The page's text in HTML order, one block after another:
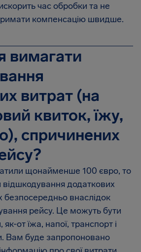
час обробки та не
компенсацію швидше.
вимагати
витрат (на
квиток, їжу,
спричинених
щонайменше 100 євро, то
додаткових
безпосередньо внаслідок
рейсу. Це можуть бути
як-от їжа, напої, транспорт і
Вам буде запропоновано